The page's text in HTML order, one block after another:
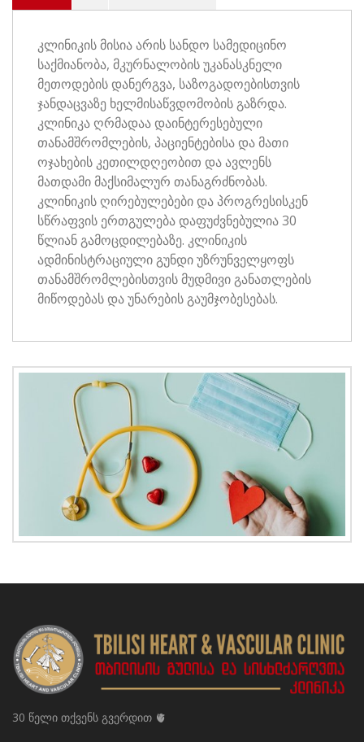
კლინიკის მისია არის სანდო სამედიცინო
საქმიანობა, მკურნალობის უკანასკნელი
მეთოდების დანერგვა, საზოგადოებისთვის
ჯანდაცვაზე ხელმისაწვდომობის გაზრდა.
კლინიკა ღრმადაა დაინტერესებული
თანამშრომლების, პაციენტებისა და მათი
ოჯახების კეთილდღეობით და ავლენს
მათდამი მაქსიმალურ თანაგრძნობას.
კლინიკის ღირებულებები და პროგრესისკენ
სწრაფვის ერთგულება დაფუძვნებულია 30
წლიან გამოცდილებაზე. კლინიკის
ადმინისტრაციული გუნდი უზრუნველყოფს
თანამშრომლებისთვის მუდმივი განათლების
მიწოდებას და უნარების გაუმჯობესებას.
30 წელი თქვენს გვერდით 🫀